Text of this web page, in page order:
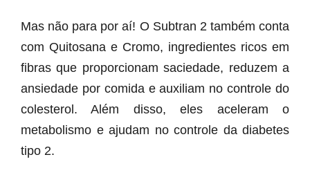
Mas não para por aí! O Subtran 2 também conta
com Quitosana e Cromo, ingredientes ricos em
fibras que proporcionam saciedade, reduzem a
ansiedade por comida e auxiliam no controle do
colesterol. Além disso, eles aceleram o
metabolismo e ajudam no controle da diabetes
tipo 2.